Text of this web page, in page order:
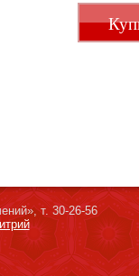
т. 30-26-56